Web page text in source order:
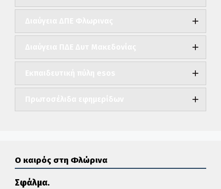
Ο καιρός στη Φλώρινα
Σφάλμα.